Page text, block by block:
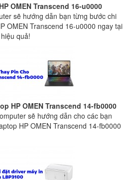
OMEN Transcend 16-u0000
sẽ hướng dẫn bạn từng bước chi
OMEN Transcend 16-u0000 ngay tại
quả!
HP OMEN Transcend 14-fb0000
sẽ hướng dẫn cho các bạn
HP OMEN Transcend 14-fb0000